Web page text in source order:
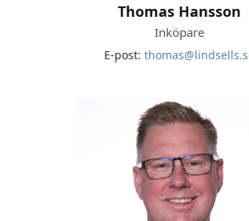
Thomas Hansson
Inköpare
E-post: